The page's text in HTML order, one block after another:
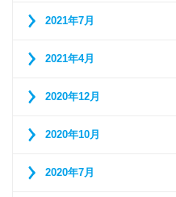
2021年7月
2021年4月
2020年12月
2020年10月
2020年7月